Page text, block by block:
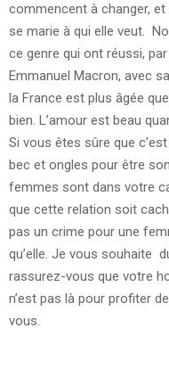
commencent à changer, et
se marie à qui elle veut.
ce genre qui ont réussi,
Emmanuel Macron, avec
la France est plus âgée
bien. L’amour est beau
Si vous êtes sûre que
bec et ongles pour être
femmes sont dans votre
que cette relation soit
pas un crime pour une
qu’elle. Je vous souhaite
rassurez-vous que votre
n’est pas là pour profiter
vous.